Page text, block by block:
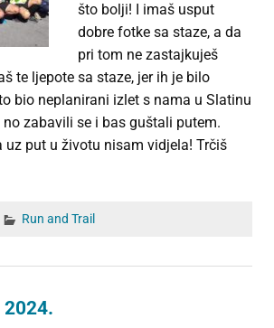
što bolji! I imaš usput
dobre fotke sa staze, a da
pri tom ne zastajkuješ
te ljepote sa staze, jer ih je bilo
bio neplanirani izlet s nama u Slatinu
zabavili se i bas guštali putem.
uz put u životu nisam vidjela! Trčiš
Run and Trail